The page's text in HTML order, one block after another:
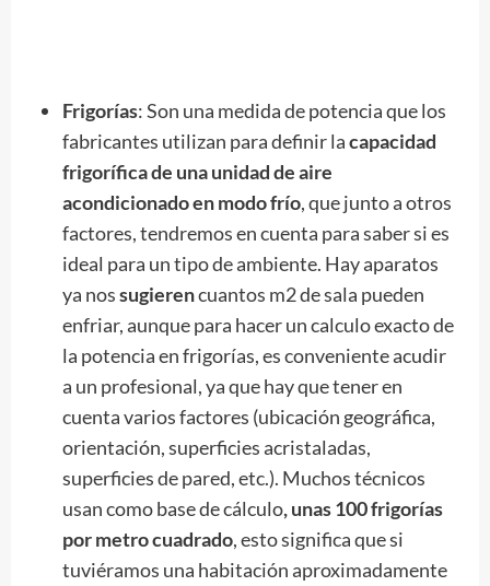
Frigorías: Son una medida de potencia que los
fabricantes utilizan para definir lacapacidad
frigorífica de una unidad de aire
acondicionado en modo frío, que junto a otros
factores, tendremos en cuenta para saber si es
ideal para un tipo de ambiente. Hay aparatos
ya nossugierencuantos m2 de sala pueden
enfriar, aunque para hacer un calculo exacto de
la potencia en frigorías, es conveniente acudir
a un profesional, ya que hay que tener en
cuenta varios factores (ubicación geográfica,
orientación, superficies acristaladas,
superficies de pared, etc.). Muchos técnicos
usan como base de cálculo, unas 100 frigorías
por metro cuadrado, esto significa que si
tuviéramos una habitación aproximadamente